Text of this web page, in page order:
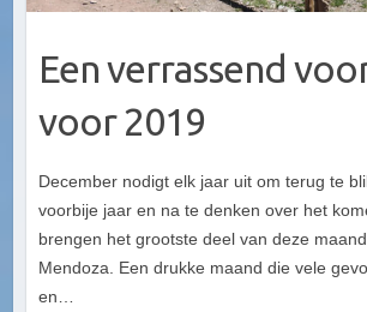
Een verrassend
voor 2019
December nodigt elk jaar uit om terug te
voorbije jaar en na te denken over het
brengen het grootste deel van deze
Mendoza. Een drukke maand die vele
en…